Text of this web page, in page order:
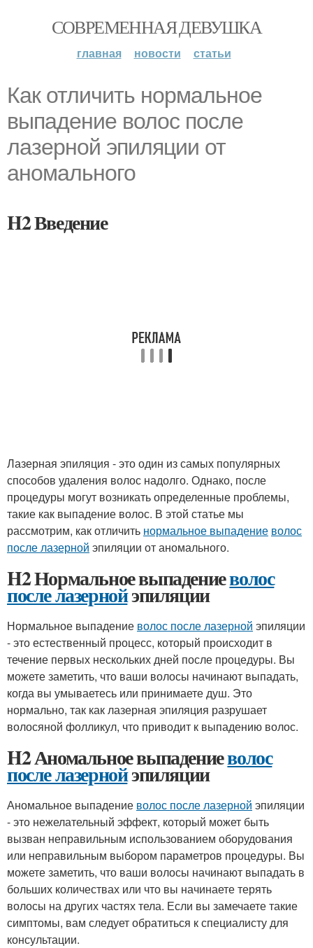
СОВРЕМЕННАЯ ДЕВУШКА
главная новости статьи
Как отличить нормальное
выпадение волос после
лазерной эпиляции от
аномального
H2 Введение
Лазерная эпиляция - это один из самых популярных
способов удаления волос надолго. Однако, после
процедуры могут возникать определенные проблемы,
такие как выпадение волос. В этой статье мы
рассмотрим, как отличить нормальное выпадение волос
после лазерной эпиляции от аномального.
H2 Нормальное выпадениеволос
после лазернойэпиляции
Нормальное выпадение волос после лазерной эпиляции
- это естественный процесс, который происходит в
течение первых нескольких дней после процедуры. Вы
можете заметить, что ваши волосы начинают выпадать,
когда вы умываетесь или принимаете душ. Это
нормально, так как лазерная эпиляция разрушает
волосяной фолликул, что приводит к выпадению волос.
H2 Аномальное выпадениеволос
после лазернойэпиляции
Аномальное выпадение волос после лазерной эпиляции
- это нежелательный эффект, который может быть
вызван неправильным использованием оборудования
или неправильным выбором параметров процедуры. Вы
можете заметить, что ваши волосы начинают выпадать в
больших количествах или что вы начинаете терять
волосы на других частях тела. Если вы замечаете такие
симптомы, вам следует обратиться к специалисту для
консультации.